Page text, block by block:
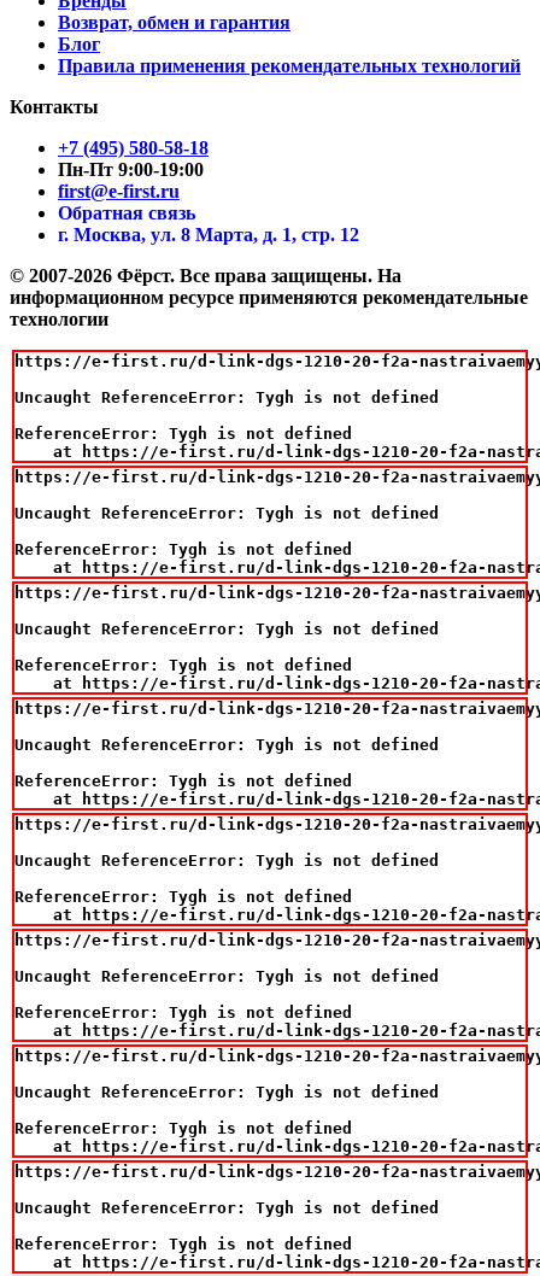
Возврат, обмен и гарантия
Блог
Правила применения рекомендательных технологий
Контакты
+7 (495) 580-58-18
Пн-Пт 9:00-19:00
first@e-first.ru
Обратная связь
г. Москва, ул. 8 Марта, д. 1, стр. 12
© 2007-2026 Фёрст. Все права защищены. На
информационном ресурсе применяются рекомендательные
технологии
https://e-first.ru/d-link-dgs-1210-20-f2a-nastraivaemyy-
Uncaught ReferenceError: Tygh is not defined
ReferenceError: Tygh is not defined
at https://e-first.ru/d-link-dgs-1210-20-f2a-
https://e-first.ru/d-link-dgs-1210-20-f2a-nastraivaemyy-
Uncaught ReferenceError: Tygh is not defined
ReferenceError: Tygh is not defined
at https://e-first.ru/d-link-dgs-1210-20-f2a-
https://e-first.ru/d-link-dgs-1210-20-f2a-nastraivaemyy-
Uncaught ReferenceError: Tygh is not defined
ReferenceError: Tygh is not defined
at https://e-first.ru/d-link-dgs-1210-20-f2a-
https://e-first.ru/d-link-dgs-1210-20-f2a-nastraivaemyy-
Uncaught ReferenceError: Tygh is not defined
ReferenceError: Tygh is not defined
at https://e-first.ru/d-link-dgs-1210-20-f2a-
https://e-first.ru/d-link-dgs-1210-20-f2a-nastraivaemyy-
Uncaught ReferenceError: Tygh is not defined
ReferenceError: Tygh is not defined
at https://e-first.ru/d-link-dgs-1210-20-f2a-
https://e-first.ru/d-link-dgs-1210-20-f2a-nastraivaemyy-
Uncaught ReferenceError: Tygh is not defined
ReferenceError: Tygh is not defined
at https://e-first.ru/d-link-dgs-1210-20-f2a-
https://e-first.ru/d-link-dgs-1210-20-f2a-nastraivaemyy-
Uncaught ReferenceError: Tygh is not defined
ReferenceError: Tygh is not defined
at https://e-first.ru/d-link-dgs-1210-20-f2a-
https://e-first.ru/d-link-dgs-1210-20-f2a-nastraivaemyy-
Uncaught ReferenceError: Tygh is not defined
ReferenceError: Tygh is not defined
at https://e-first.ru/d-link-dgs-1210-20-f2a-